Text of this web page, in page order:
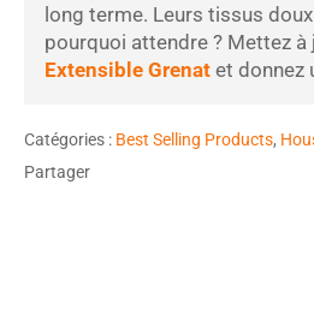
long terme. Leurs tissus
pourquoi attendre ? Mettez
Extensible Grenat et donnez
Catégories : Best Selling Products,
Partager